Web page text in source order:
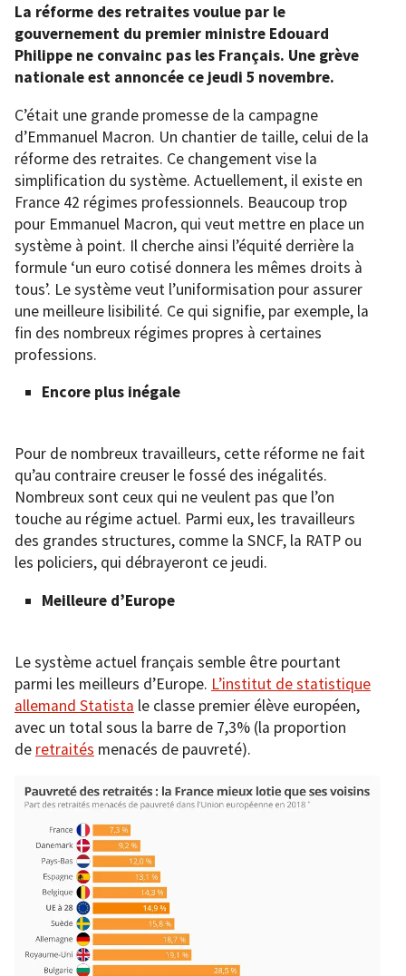
La réforme des retraites voulue par le
gouvernement du premier ministre Edouard
Philippe ne convainc pas les Français. Une grève
nationale est annoncée ce jeudi 5 novembre.
C’était une grande promesse de la campagne
d’Emmanuel Macron. Un chantier de taille, celui de la
réforme des retraites. Ce changement vise la
simplification du système. Actuellement, il existe en
France 42 régimes professionnels. Beaucoup trop
pour Emmanuel Macron, qui veut mettre en place un
système à point. Il cherche ainsi l’équité derrière la
formule ‘un euro cotisé donnera les mêmes droits à
tous’. Le système veut l’uniformisation pour assurer
une meilleure lisibilité. Ce qui signifie, par exemple, la
fin des nombreux régimes propres à certaines
professions.
Encore plus inégale
Pour de nombreux travailleurs, cette réforme ne fait
qu’au contraire creuser le fossé des inégalités.
Nombreux sont ceux qui ne veulent pas que l’on
touche au régime actuel. Parmi eux, les travailleurs
des grandes structures, comme la SNCF, la RATP ou
les policiers, qui débrayeront ce jeudi.
Meilleure d’Europe
Le système actuel français semble être pourtant
parmi les meilleurs d’Europe. L’institut de statistique
allemand Statista le classe premier élève européen,
avec un total sous la barre de 7,3% (la proportion
de retraités menacés de pauvreté).